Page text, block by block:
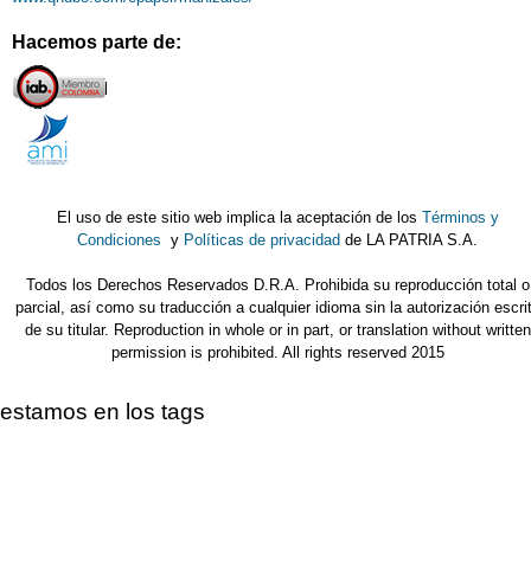
Hacemos parte de:
El uso de este sitio web implica la aceptación de los Términos y
Condiciones y Políticas de privacidad de LA PATRIA S.A.
Todos los Derechos Reservados D.R.A. Prohibida su reproducción total o
parcial, así como su traducción a cualquier idioma sin la autorización
de su titular. Reproduction in whole or in part, or translation without written
permission is prohibited. All rights reserved 2015
estamos en los tags